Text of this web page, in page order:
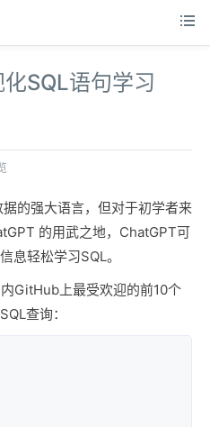
SQL语句学习
的强大语言，但对于初学者来
的用武之地，ChatGPT可
息轻松学习SQL。
GitHub上最受欢迎的前10个
查询：